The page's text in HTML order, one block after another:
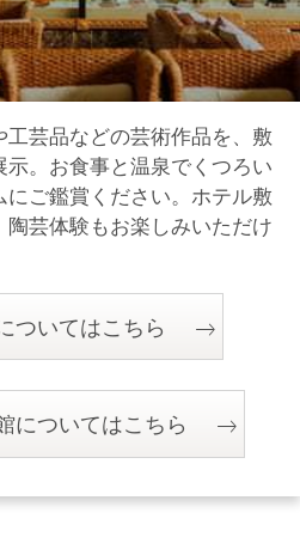
芸品などの芸術作品を、敷
。 お食事と温泉でくつろい
ご鑑賞ください。 ホテル敷
芸体験もお楽しみいただけ
ついてはこちら
についてはこちら